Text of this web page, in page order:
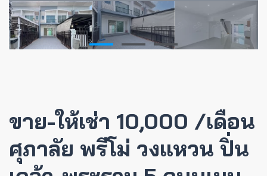
ขาย-ให้เช่า 10,000 /เดือน
ศุภาลัย พรีโม่ วงแหวน ปิ่น